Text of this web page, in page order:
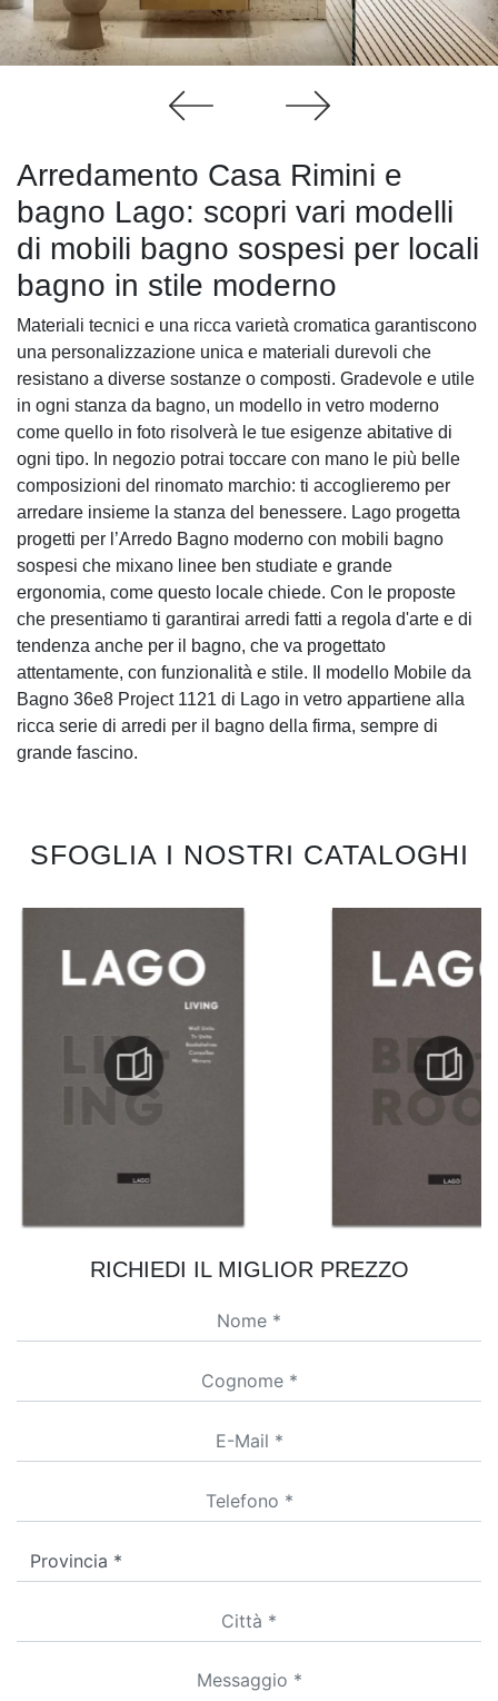
Arredamento Casa Rimini e
bagno Lago: scopri vari modelli
di mobili bagno sospesi per locali
bagno in stile moderno
Materiali tecnici e una ricca varietà cromatica garantiscono
una personalizzazione unica e materiali durevoli che
resistano a diverse sostanze o composti. Gradevole e utile
in ogni stanza da bagno, un modello in vetro moderno
come quello in foto risolverà le tue esigenze abitative di
ogni tipo. In negozio potrai toccare con mano le più belle
composizioni del rinomato marchio: ti accoglieremo per
arredare insieme la stanza del benessere. Lago progetta
progetti per l’Arredo Bagno moderno con mobili bagno
sospesi che mixano linee ben studiate e grande
ergonomia, come questo locale chiede. Con le proposte
che presentiamo ti garantirai arredi fatti a regola d'arte e di
tendenza anche per il bagno, che va progettato
attentamente, con funzionalità e stile. Il modello Mobile da
Bagno 36e8 Project 1121 di Lago in vetro appartiene alla
ricca serie di arredi per il bagno della firma, sempre di
grande fascino.
SFOGLIA I NOSTRI CATALOGHI
RICHIEDI IL MIGLIOR PREZZO